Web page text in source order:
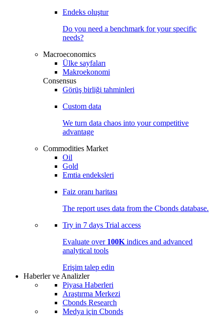
Endeks oluştur
Do you need a benchmark for your specific
needs?
Macroeconomics
Ülke sayfaları
Makroekonomi
Consensus
Görüş birliği tahminleri
Custom data
We turn data chaos into your competitive
advantage
Commodities Market
Oil
Gold
Emtia endeksleri
Faiz oranı haritası
The report uses data from the Cbonds database.
Try in 7 days Trial access
Evaluate over 100K indices and advanced
analytical tools
Erişim talep edin
Haberler ve Analizler
Piyasa Haberleri
Araştırma Merkezi
Cbonds Research
Medya için Cbonds